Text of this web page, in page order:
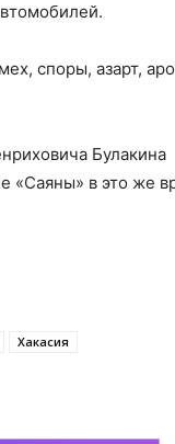
споры, азарт,
Булакина
«Саяны» в это же
Хакасия